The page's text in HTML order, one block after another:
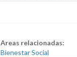
Areas relacionadas:
Bienestar Social